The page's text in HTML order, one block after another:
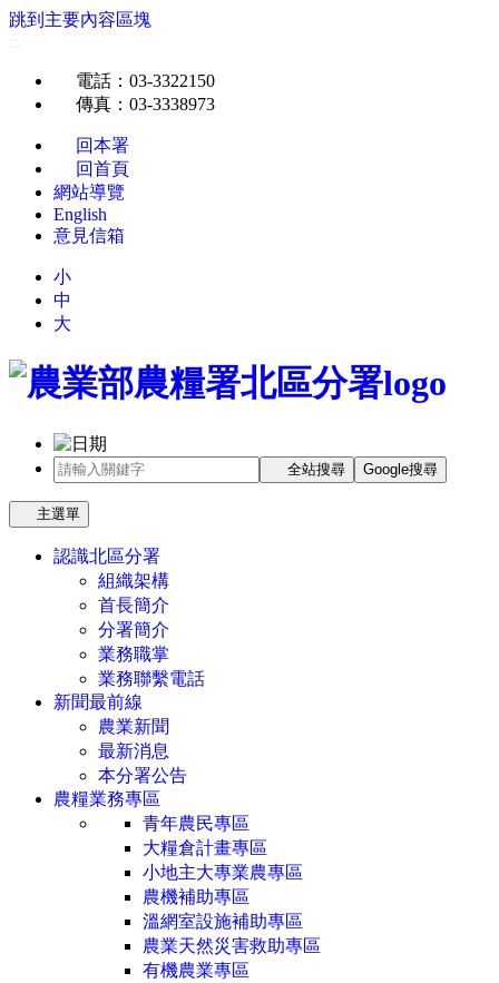
跳到主要內容區塊
電話 ：03-3322150
傳真 ：03-3338973
回本署
回首頁
網站導覽
English
意見信箱
小
中
大
全站搜尋 Google搜尋
主選單
認識北區分署
組織架構
首長簡介
分署簡介
業務職掌
業務聯繫電話
新聞最前線
農業新聞
最新消息
本分署公告
農糧業務專區
青年農民專區
大糧倉計畫專區
小地主大專業農專區
農機補助專區
溫網室設施補助專區
農業天然災害救助專區
有機農業專區